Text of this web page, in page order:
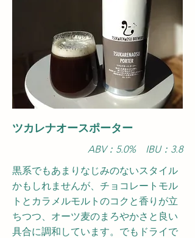
ツカレナオースポーター
ABV：5.0​% IBU：3.8
黒系でもあまりなじみのないスタイル
かもしれませんが、チョコレートモル
トとカラメルモルトのコクと香りが立
ちつつ、オーツ麦のまろやかさと良い
具合に調和しています。でもドライで